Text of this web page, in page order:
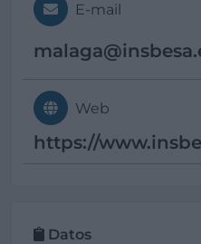
E-mail
malaga@
Web
https://
Datos